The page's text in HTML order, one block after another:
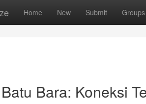
Home New Submit Groups
Bara: Koneksi